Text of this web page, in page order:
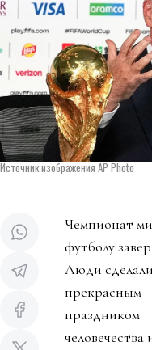
Источник изображения AP Photo
Чемпионат
футболу
Люди
прекрасным
праздником
человечества